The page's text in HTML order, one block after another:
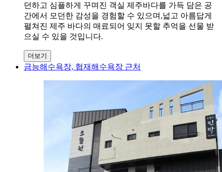
던하고 심플하게 꾸며진 객실 제주바다를 가득 담은 공
간에서 모던한 감성을 경험할 수 있으며,넓고 아름답게
펼쳐진 제주 바다의 매료되어 잊지 못할 추억을 선물 받
으실 수 있을 것입니다.
더보기
금능해수욕장, 협재해수욕장 근처